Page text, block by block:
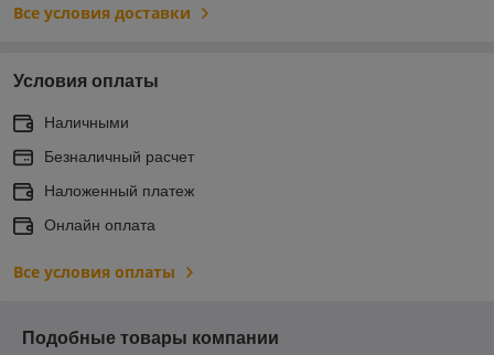
Все условия доставки
Условия оплаты
Наличными
Безналичный расчет
Наложенный платеж
Онлайн оплата
Все условия оплаты
Подобные товары компании